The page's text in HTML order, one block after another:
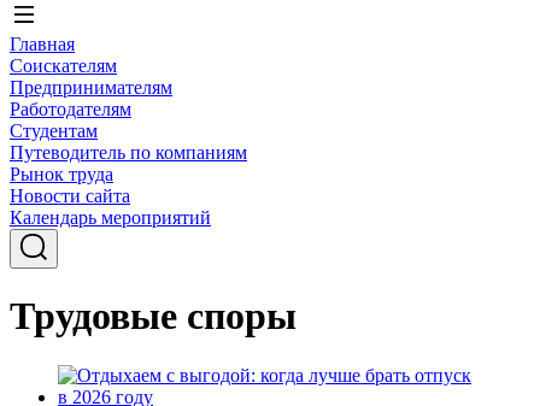
Главная
Соискателям
Предпринимателям
Работодателям
Студентам
Путеводитель по компаниям
Рынок труда
Новости сайта
Календарь мероприятий
Трудовые споры